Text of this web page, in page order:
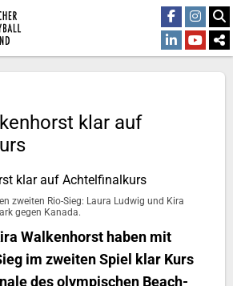
klar auf
zweiten Rio-Sieg: Laura Ludwig und Kira
gegen Kanada.
Walkenhorst haben mit
im zweiten Spiel klar Kurs
des olympischen Beach-